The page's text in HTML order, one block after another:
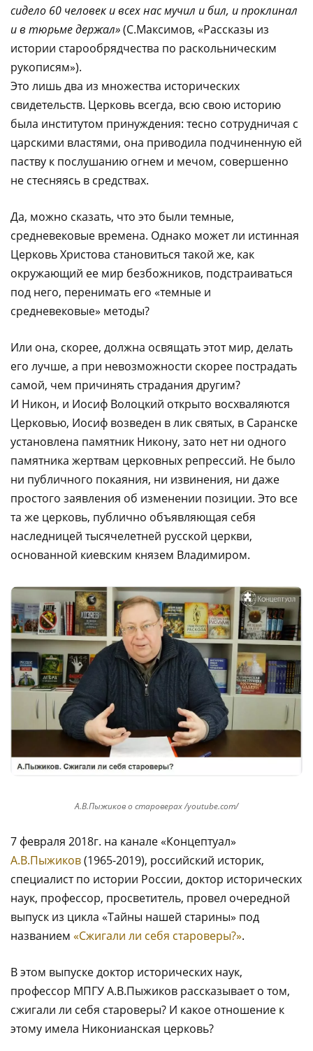
сидело 60 человек и всех нас мучил и бил, и проклинал
и в тюрьме держал»(С.Максимов, «Рассказы из
истории старообрядчества по раскольническим
рукописям»).
Это лишь два из множества исторических
свидетельств. Церковь всегда, всю свою историю
была институтом принуждения: тесно сотрудничая с
царскими властями, она приводила подчиненную ей
паству к послушанию огнем и мечом, совершенно
не стесняясь в средствах.
Да, можно сказать, что это были темные,
средневековые времена. Однако может ли истинная
Церковь Христова становиться такой же, как
окружающий ее мир безбожников, подстраиваться
под него, перенимать его «темные и
средневековые» методы?
Или она, скорее, должна освящать этот мир, делать
его лучше, а при невозможности скорее пострадать
самой, чем причинять страдания другим?
И Никон, и Иосиф Волоцкий открыто восхваляются
Церковью, Иосиф возведен в лик святых, в Саранске
установлена памятник Никону, зато нет ни одного
памятника жертвам церковных репрессий. Не было
ни публичного покаяния, ни извинения, ни даже
простого заявления об изменении позиции. Это все
та же церковь, публично объявляющая себя
наследницей тысячелетней русской церкви,
основанной киевским князем Владимиром.
А.В.Пыжиков о староверах /youtube.com/
7 февраля 2018г. на канале «Концептуал»
А.В.Пыжиков(1965-2019), российский историк,
специалист по истории России, доктор исторических
наук, профессор, просветитель, провел очередной
выпуск из цикла «Тайны нашей старины» под
названием «Сжигали ли себя староверы?».
В этом выпуске доктор исторических наук,
профессор МПГУ А.В.Пыжиков рассказывает о том,
сжигали ли себя староверы? И какое отношение к
этому имела Никонианская церковь?